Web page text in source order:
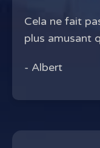
Cela ne fait
plus amusant
- Albert